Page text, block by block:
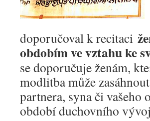
doporučoval k recitaci
obdobím ve vztahu ke
se doporučuje ženám,
modlitba může
partnera, syna či vašeho
období duchovního